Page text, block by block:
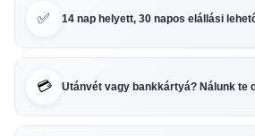
✅ 14 nap helyett, 30 napos elállási
💳 Utánvét vagy bankkártyá? Nálunk te